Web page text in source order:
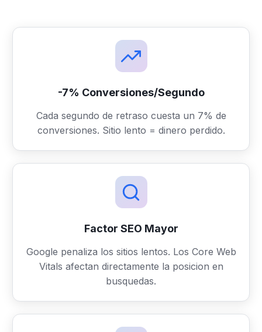
-7% Conversiones/Segundo
Cada segundo de retraso cuesta un 7% de
conversiones. Sitio lento = dinero perdido.
Factor SEO Mayor
Google penaliza los sitios lentos. Los Core Web
Vitals afectan directamente la posicion en
busquedas.